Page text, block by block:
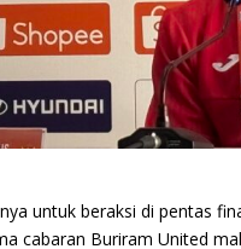
untuk beraksi di pentas
cabaran Buriram United